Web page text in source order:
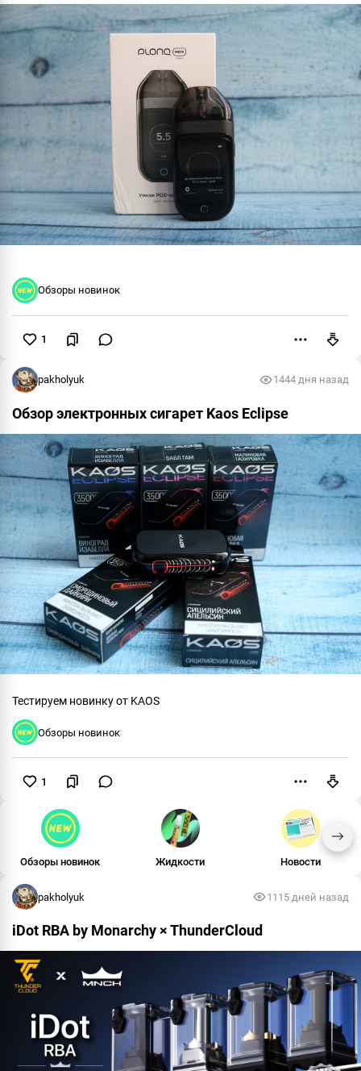
Обзоры новинок Жидкости Новости
Обзоры новинок
1
pakholyuk 1444 дня назад
Обзор электронных сигарет Kaos Eclipse
Тестируем новинку от KAOS
Обзоры новинок
1
pakholyuk 111 5 дней назад
iDot RBA by Monarchy × ThunderCloud